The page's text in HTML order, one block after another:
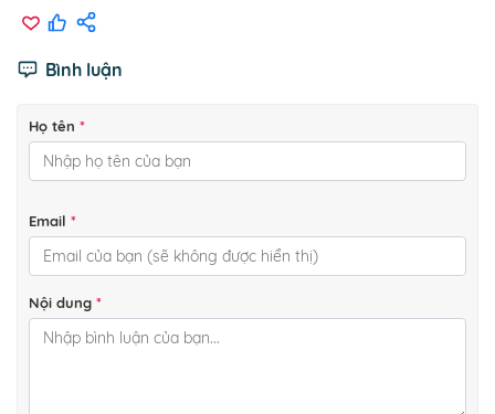
Bình luận
Họ tên *
Email *
Nội dung *